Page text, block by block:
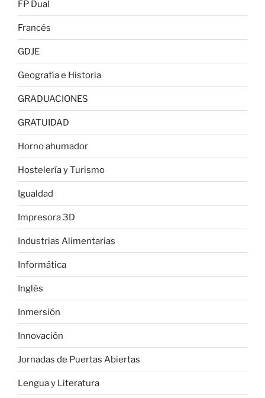
FP Dual
Francés
GDJE
Geografía e Historia
GRADUACIONES
GRATUIDAD
Horno ahumador
Hostelería y Turismo
Igualdad
Impresora 3D
Industrias Alimentarias
Informática
Inglés
Inmersión
Innovación
Jornadas de Puertas Abiertas
Lengua y Literatura